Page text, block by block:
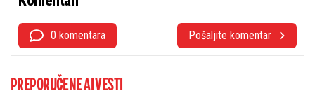
0 komentara Pošaljite komentar
PREPORUČENE AI VESTI